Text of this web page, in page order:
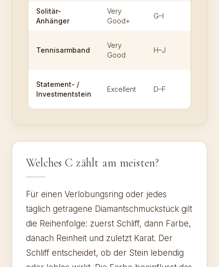
Solitär-
Anhänger
Very
Good+
G–I
Tennisarmband
Very
Good
H–J
Statement- /
Investmentstein
Excellent D–F
Welches C zählt am meisten?
Für einen Verlobungsring oder jedes
täglich getragene Diamantschmuckstück gilt
die Reihenfolge: zuerst Schliff, dann Farbe,
danach Reinheit und zuletzt Karat. Der
Schliff entscheidet, ob der Stein lebendig